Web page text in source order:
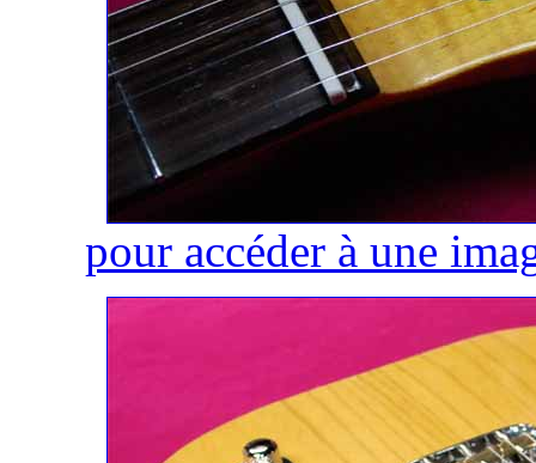
pour accéder à une